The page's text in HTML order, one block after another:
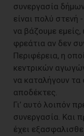
συνεργασία
είναι πολύ στενή -
να βάζουμε
φρεάτια αν δεν
Περιφέρεια, η
κεντρικών
να καταλήγουν τα
αποδέκτες.
Γι’ αυτό λοιπόν
συνεργασία. Και
έχει